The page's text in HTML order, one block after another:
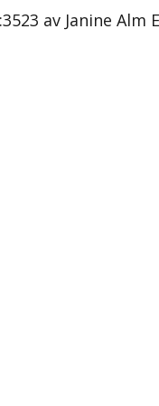
av Janine Alm